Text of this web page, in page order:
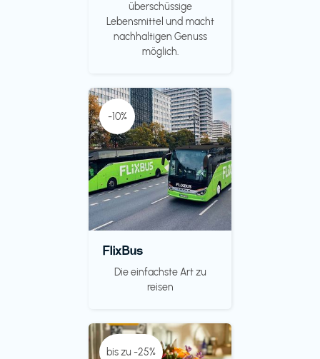
überschüssige
Lebensmittel und macht
nachhaltigen Genuss
möglich.
-10%
FlixBus
Die einfachste Art zu
reisen
bis zu -25%